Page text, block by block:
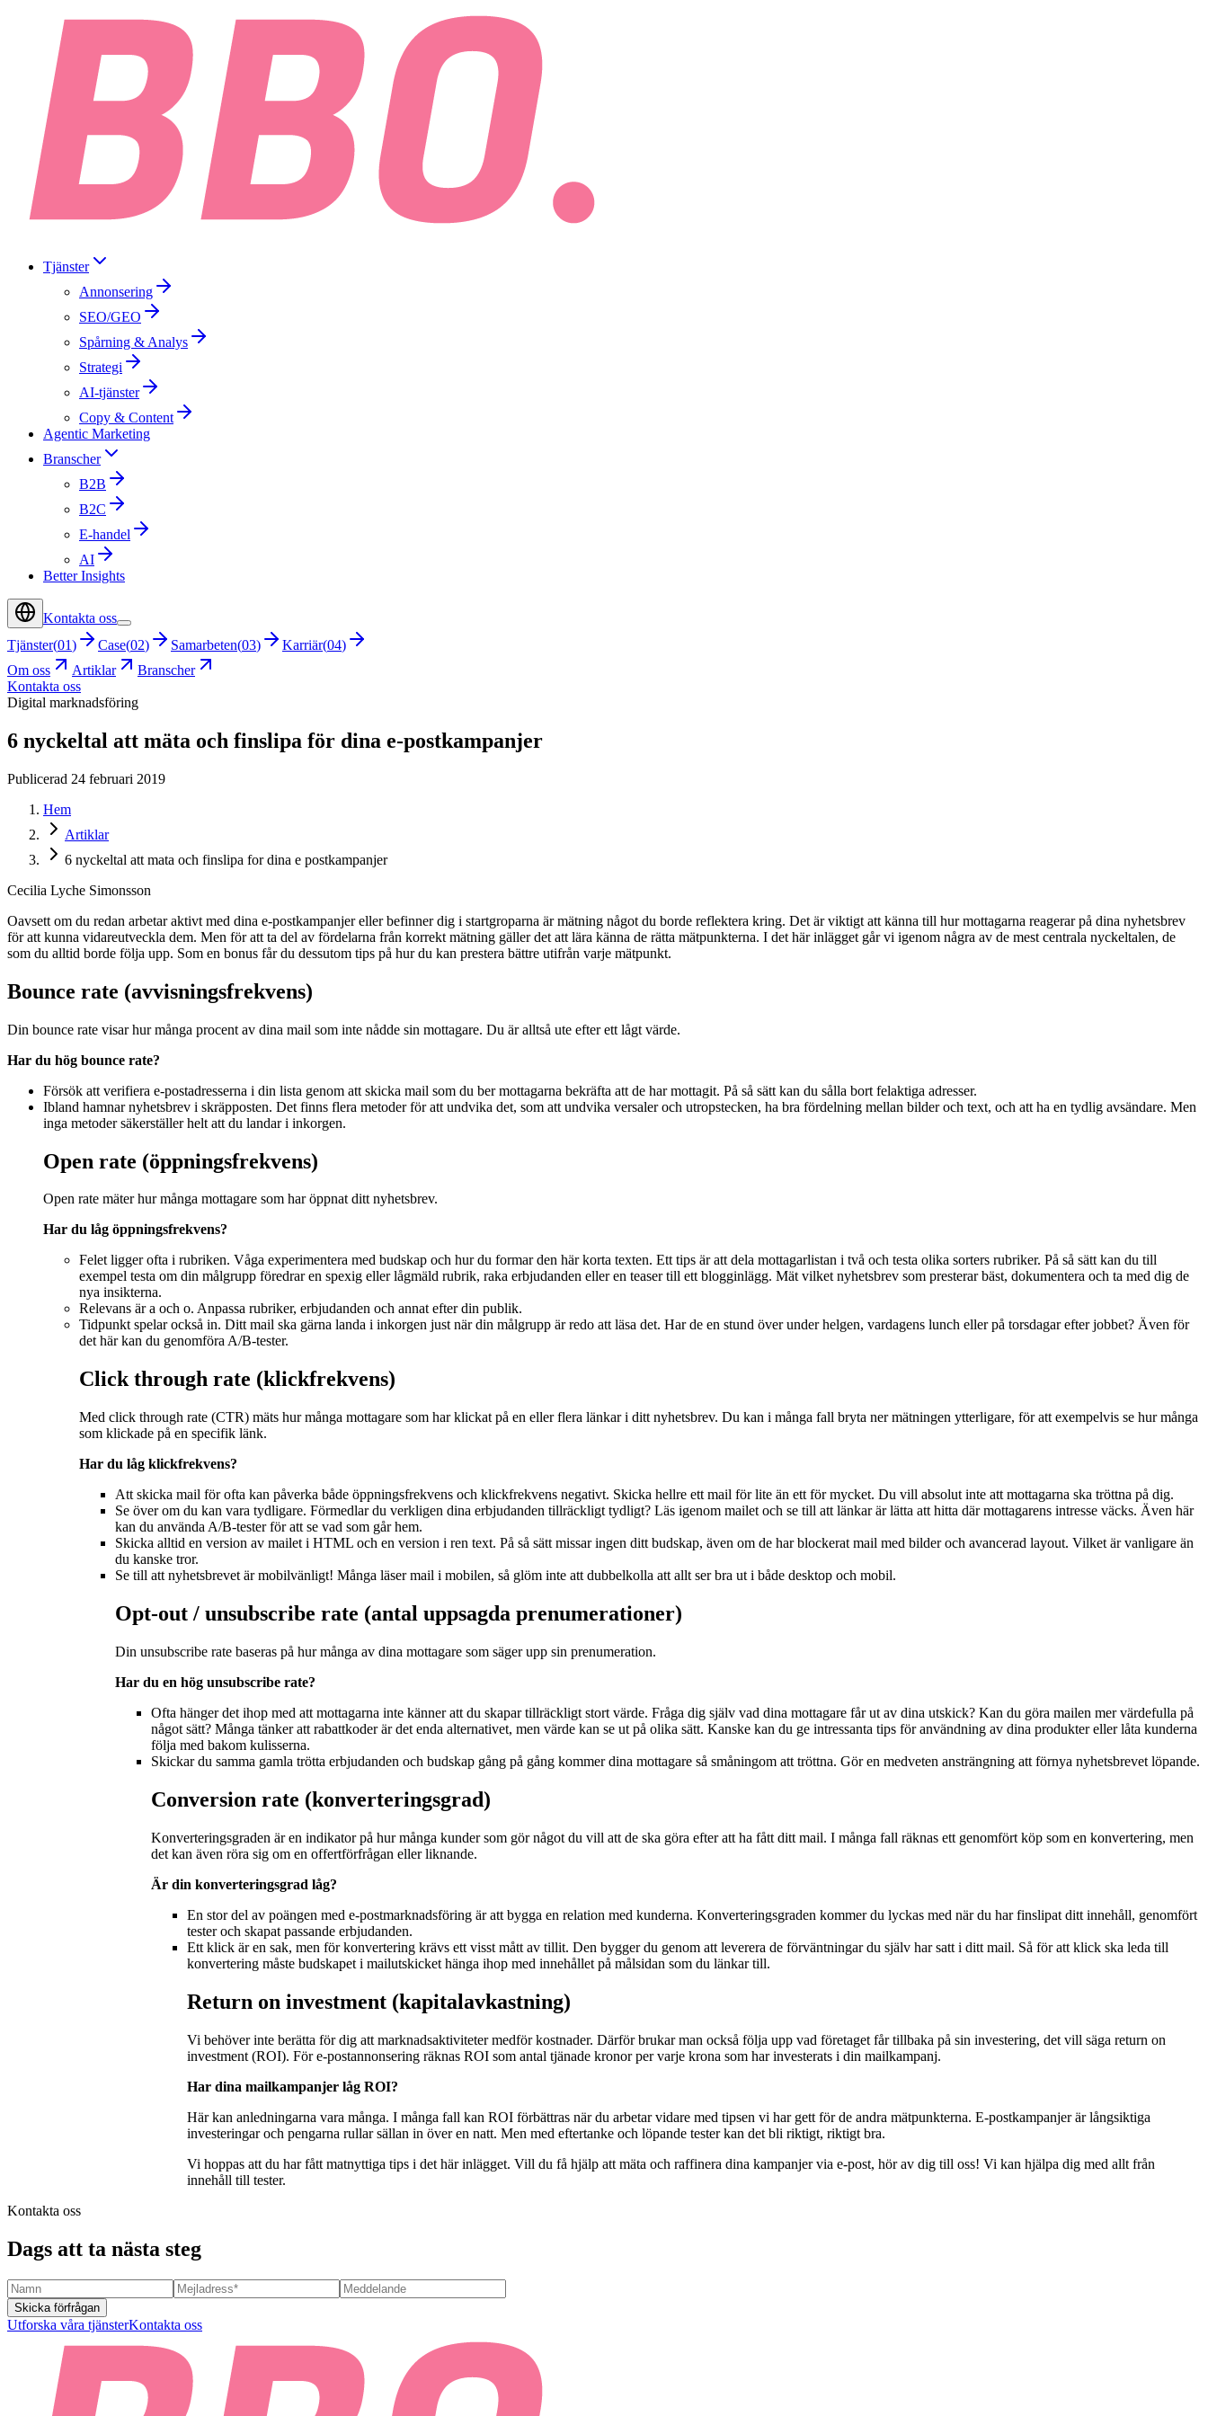
Tjänster
Annonsering
SEO/GEO
Spårning & Analys
Strategi
AI-tjänster
Copy & Content
Agentic Marketing
Branscher
B2B
B2C
E-handel
AI
Better Insights
Kontakta oss
Tjänster(01) Case(02) Samarbeten(03) Karriär(04)
Om oss
Artiklar
Branscher
Kontakta oss
Digital marknadsföring
6 nyckeltal att mäta och finslipa för dina e-postkampanjer
Publicerad 24 februari 2019
Hem
Artiklar
6 nyckeltal att mata och finslipa for dina e postkampanjer
Cecilia Lyche Simonsson
Oavsett om du redan arbetar aktivt med dina e-postkampanjer eller befinner dig i startgroparna är mätning något du borde reflektera kring. Det är viktigt att känna till hur mottagarna reagerar på dina nyhetsbrev
för att kunna vidareutveckla dem. Men för att ta del av fördelarna från korrekt mätning gäller det att lära känna de rätta mätpunkterna. I det här inlägget går vi igenom några av de mest centrala nyckeltalen, de
som du alltid borde följa upp. Som en bonus får du dessutom tips på hur du kan prestera bättre utifrån varje mätpunkt.
Bounce rate (avvisningsfrekvens)
Din bounce rate visar hur många procent av dina mail som inte nådde sin mottagare. Du är alltså ute efter ett lågt värde.
Har du hög bounce rate?
Försök att verifiera e-postadresserna i din lista genom att skicka mail som du ber mottagarna bekräfta att de har mottagit. På så sätt kan du sålla bort felaktiga adresser.
Ibland hamnar nyhetsbrev i skräpposten. Det finns flera metoder för att undvika det, som att undvika versaler och utropstecken, ha bra fördelning mellan bilder och text, och att ha en tydlig avsändare. Men
inga metoder säkerställer helt att du landar i inkorgen.
Open rate (öppningsfrekvens)
Open rate mäter hur många mottagare som har öppnat ditt nyhetsbrev.
Har du låg öppningsfrekvens?
Felet ligger ofta i rubriken. Våga experimentera med budskap och hur du formar den här korta texten. Ett tips är att dela mottagarlistan i två och testa olika sorters rubriker. På så sätt kan du till
exempel testa om din målgrupp föredrar en spexig eller lågmäld rubrik, raka erbjudanden eller en teaser till ett blogginlägg. Mät vilket nyhetsbrev som presterar bäst, dokumentera och ta med dig de
nya insikterna.
Relevans är a och o. Anpassa rubriker, erbjudanden och annat efter din publik.
Tidpunkt spelar också in. Ditt mail ska gärna landa i inkorgen just när din målgrupp är redo att läsa det. Har de en stund över under helgen, vardagens lunch eller på torsdagar efter jobbet? Även för
det här kan du genomföra A/B-tester.
Click through rate (klickfrekvens)
Med click through rate (CTR) mäts hur många mottagare som har klickat på en eller flera länkar i ditt nyhetsbrev. Du kan i många fall bryta ner mätningen ytterligare, för att exempelvis se hur många
som klickade på en specifik länk.
Har du låg klickfrekvens?
Att skicka mail för ofta kan påverka både öppningsfrekvens och klickfrekvens negativt. Skicka hellre ett mail för lite än ett för mycket. Du vill absolut inte att mottagarna ska tröttna på dig.
Se över om du kan vara tydligare. Förmedlar du verkligen dina erbjudanden tillräckligt tydligt? Läs igenom mailet och se till att länkar är lätta att hitta där mottagarens intresse väcks. Även här
kan du använda A/B-tester för att se vad som går hem.
Skicka alltid en version av mailet i HTML och en version i ren text. På så sätt missar ingen ditt budskap, även om de har blockerat mail med bilder och avancerad layout. Vilket är vanligare än
du kanske tror.
Se till att nyhetsbrevet är mobilvänligt! Många läser mail i mobilen, så glöm inte att dubbelkolla att allt ser bra ut i både desktop och mobil.
Opt-out / unsubscribe rate (antal uppsagda prenumerationer)
Din unsubscribe rate baseras på hur många av dina mottagare som säger upp sin prenumeration.
Har du en hög unsubscribe rate?
Ofta hänger det ihop med att mottagarna inte känner att du skapar tillräckligt stort värde. Fråga dig själv vad dina mottagare får ut av dina utskick? Kan du göra mailen mer värdefulla på
något sätt? Många tänker att rabattkoder är det enda alternativet, men värde kan se ut på olika sätt. Kanske kan du ge intressanta tips för användning av dina produkter eller låta kunderna
följa med bakom kulisserna.
Skickar du samma gamla trötta erbjudanden och budskap gång på gång kommer dina mottagare så småningom att tröttna. Gör en medveten ansträngning att förnya nyhetsbrevet löpande.
Conversion rate (konverteringsgrad)
Konverteringsgraden är en indikator på hur många kunder som gör något du vill att de ska göra efter att ha fått ditt mail. I många fall räknas ett genomfört köp som en konvertering, men
det kan även röra sig om en offertförfrågan eller liknande.
Är din konverteringsgrad låg?
En stor del av poängen med e-postmarknadsföring är att bygga en relation med kunderna. Konverteringsgraden kommer du lyckas med när du har finslipat ditt innehåll, genomfört
tester och skapat passande erbjudanden.
Ett klick är en sak, men för konvertering krävs ett visst mått av tillit. Den bygger du genom att leverera de förväntningar du själv har satt i ditt mail. Så för att klick ska leda till
konvertering måste budskapet i mailutskicket hänga ihop med innehållet på målsidan som du länkar till.
Return on investment (kapitalavkastning)
Vi behöver inte berätta för dig att marknadsaktiviteter medför kostnader. Därför brukar man också följa upp vad företaget får tillbaka på sin investering, det vill säga return on
investment (ROI). För e-postannonsering räknas ROI som antal tjänade kronor per varje krona som har investerats i din mailkampanj.
Har dina mailkampanjer låg ROI?
Här kan anledningarna vara många. I många fall kan ROI förbättras när du arbetar vidare med tipsen vi har gett för de andra mätpunkterna. E-postkampanjer är långsiktiga
investeringar och pengarna rullar sällan in över en natt. Men med eftertanke och löpande tester kan det bli riktigt, riktigt bra.
Vi hoppas att du har fått matnyttiga tips i det här inlägget. Vill du få hjälp att mäta och raffinera dina kampanjer via e-post, hör av dig till oss! Vi kan hjälpa dig med allt från
innehåll till tester.
Kontakta oss
Dags att ta nästa steg
Skicka förfrågan
Utforska våra tjänsterKontakta oss